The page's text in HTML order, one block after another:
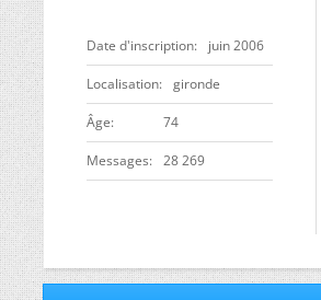
Date d'inscription juin 2006
Localisation gironde
ge 74
Messages 28 269